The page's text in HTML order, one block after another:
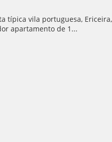
típica vila portuguesa, Ericeira,
apartamento de 1...